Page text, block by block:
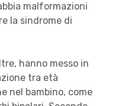
malformazioni
la sindrome di
hanno messo in
tra età
nel bambino, come